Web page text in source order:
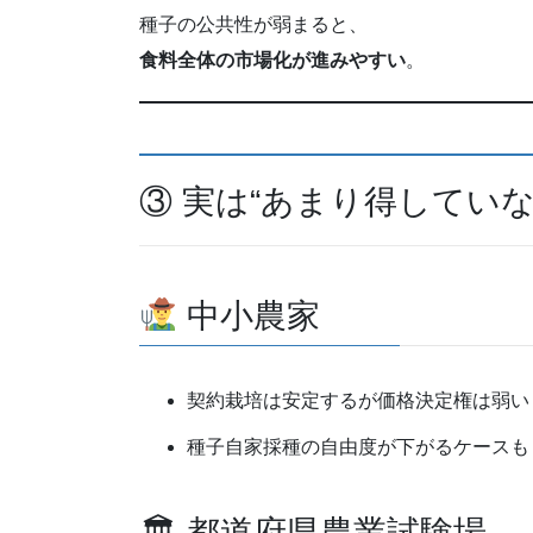
種子の公共性が弱まると、
食料全体の市場化が進みやすい。
③ 実は“あまり得してい
中小農家
契約栽培は安定するが価格決定権は弱い
種子自家採種の自由度が下がるケースも